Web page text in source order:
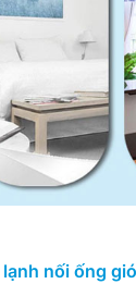
lạnh nối ống